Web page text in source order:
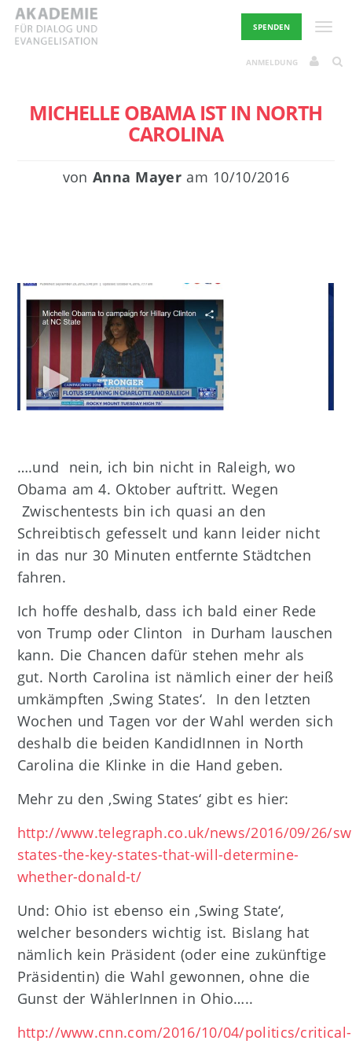
Skip
content
SPENDEN
ANMELDUNG
MICHELLE OBAMA IST IN NORTH
CAROLINA
von Anna Mayeram 10/10/2016
….und nein, ich bin nicht in Raleigh, wo
Obama am 4. Oktober auftritt. Wegen
Zwischentests bin ich quasi an den
Schreibtisch gefesselt und kann leider nicht
in das nur 30 Minuten entfernte Städtchen
fahren.
Ich hoffe deshalb, dass ich bald einer Rede
von Trump oder Clinton in Durham lauschen
kann. Die Chancen dafür stehen mehr als
gut. North Carolina ist nämlich einer der heiß
umkämpften ‚Swing States‘. In den letzten
Wochen und Tagen vor der Wahl werden sich
deshalb die beiden KandidInnen in North
Carolina die Klinke in die Hand geben.
Mehr zu den ‚Swing States‘ gibt es hier:
http://www.telegraph.co.uk/news/2016/09/26/
states-the-key-states-that-will-determine-
whether-donald-t/
Und: Ohio ist ebenso ein ‚Swing State‘,
welcher besonders wichtig ist. Bislang hat
nämlich kein Präsident (oder eine zukünftige
Präsidentin) die Wahl gewonnen, ohne die
Gunst der WählerInnen in Ohio…..
http://www.cnn.com/2016/10/04/politics/critical-